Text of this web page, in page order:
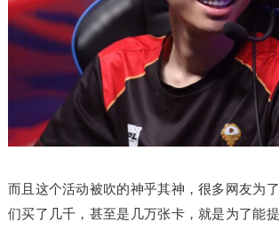
而且这个活动被吹的神乎其神，很多网友为
们买了几千，甚至是几万张卡，就是为了能